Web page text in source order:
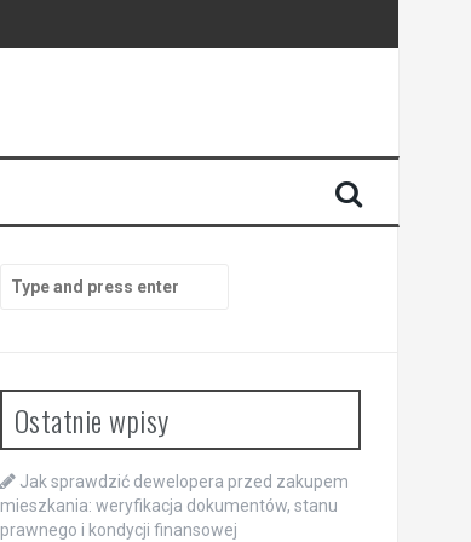
for:
Ostatnie wpisy
Jak sprawdzić dewelopera przed zakupem
mieszkania: weryfikacja dokumentów, stanu
prawnego i kondycji finansowej